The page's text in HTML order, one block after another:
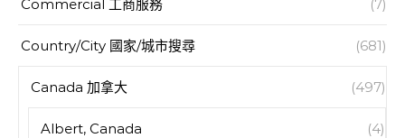
Commercial 工商服務 (7)
Country/City 國家/城市搜尋 (681)
Canada 加拿大 (497)
Albert, Canada (4)